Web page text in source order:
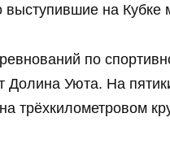
на Кубке
по
Долина Уюта. На
трёхкилометровом